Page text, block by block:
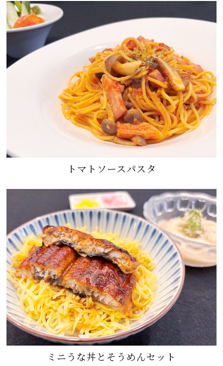
トマトソースパスタ
ミニうな丼とそうめんセット